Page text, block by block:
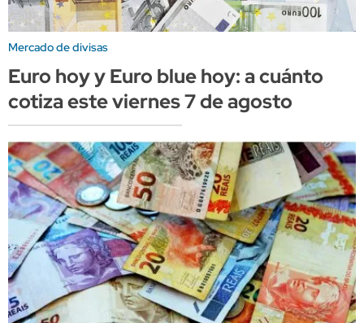
Mercado de divisas
Euro hoy y Euro blue hoy: a cuánto
cotiza este viernes 7 de agosto